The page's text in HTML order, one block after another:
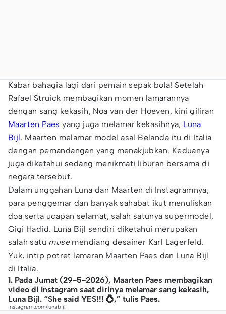
Kabar bahagia lagi dari pemain sepak bola! Setelah
Rafael Struick membagikan momen lamarannya
dengan sang kekasih, Noa van der Hoeven, kini giliran
Maarten Paes yang juga melamar kekasihnya, Luna
Bijl. Maarten melamar model asal Belanda itu di Italia
dengan pemandangan yang menakjubkan. Keduanya
juga diketahui sedang menikmati liburan bersama di
negara tersebut.
Dalam unggahan Luna dan Maarten di Instagramnya,
para penggemar dan banyak sahabat ikut menuliskan
doa serta ucapan selamat, salah satunya supermodel,
Gigi Hadid. Luna Bijl sendiri diketahui merupakan
salah satu muse mendiang desainer Karl Lagerfeld.
Yuk, intip potret lamaran Maarten Paes dan Luna Bijl
di Italia.
1. Pada Jumat (29-5-2026), Maarten Paes membagikan
video di Instagram saat dirinya melamar sang kekasih,
Luna Bijl. “She said YES!!! 💍,” tulis Paes.
instagram.com/lunabijl